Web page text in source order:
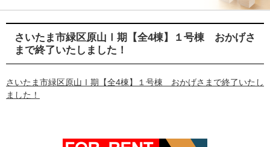
さいたま市緑区原山Ⅰ期【全4棟】１号棟 おかげさ
まで終了いたしました！
さいたま市緑区原山Ⅰ期【全4棟】１号棟 おかげさまで終了いたし
ました！